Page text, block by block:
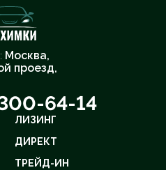
Москва,
проезд,
64-14
ЛИЗИНГ
ДИРЕКТ
ТРЕЙД-ИН